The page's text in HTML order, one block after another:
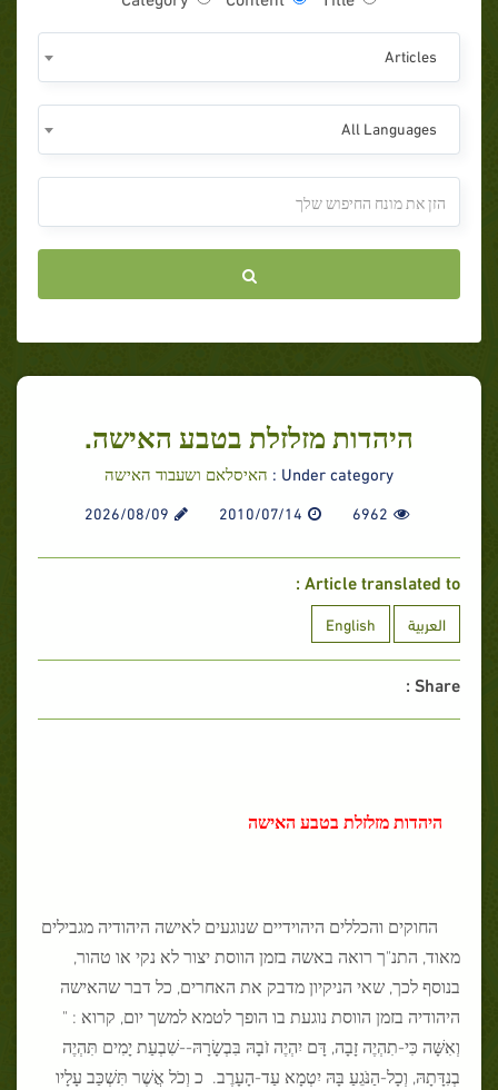
Articles
All Languages
היהדות מזלזלת בטבע האישה.
Under category : האיסלאם ושעבוד האישה
6962
2010/07/14
2026/08/09
Article translated to :
العربية English
Share :
היהדות מזלזלת בטבע האישה
החוקים והכללים היהוידיים שנוגעים לאישה היהודיה מגבילים
מאוד, התנ"ך רואה באשה בזמן הווסת יצור לא נקי או טהור,
בנוסף לכך, שאי הניקיון מדבק את האחרים, כל דבר שהאישה
היהודיה בזמן הווסת נוגעת בו הופך לטמא למשך יום, קרוא : "
וְאִשָּׁה כִּי-תִהְיֶה זָבָה, דָּם יִהְיֶה זֹבָהּ בִּבְשָׂרָהּ--שִׁבְעַת יָמִים תִּהְיֶה
בְנִדָּתָהּ, וְכָל-הַנֹּגֵעַ בָּהּ יִטְמָא עַד-הָעָרֶב. כ וְכֹל אֲשֶׁר תִּשְׁכַּב עָלָיו